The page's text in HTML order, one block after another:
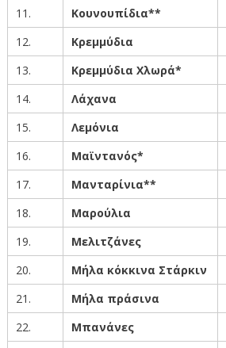
11.
Κουνουπίδια**
12.
Κρεμμύδια
13.
Κρεμμύδια Χλωρά*
14.
Λάχανα
15.
Λεμόνια
16.
Μαϊντανός*
17.
Μανταρίνια**
18.
Μαρούλια
19.
Μελιτζάνες
20.
Μήλα κόκκινα Στάρκιν
21.
Μήλα πράσινα
22.
Μπανάνες